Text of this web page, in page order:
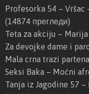
Profesorka 54 –
(14874 прегледи)
Teta za akciju –
Za devojke dame i
Mala crna trazi
Seksi Baka – Moćni
Tanja iz Jagodine 57